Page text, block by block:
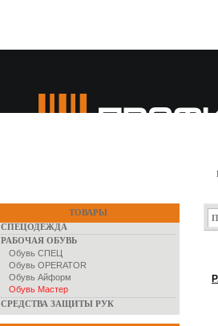
ТОВАРЫ
СПЕЦОДЕЖДА
РАБОЧАЯ ОБУВЬ
Обувь СПЕЦ
Обувь OPERATOR
Обувь Айформ
Обувь Мастер
СРЕДСТВА ЗАЩИТЫ РУК